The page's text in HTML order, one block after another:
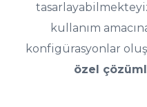
kullanım
konfigürasyonlar
özel